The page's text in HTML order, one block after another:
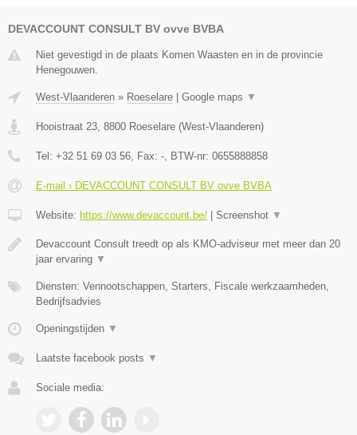
DEVACCOUNT CONSULT BV ovve BVBA
Niet gevestigd in de plaats Komen Waasten en in de provincie
Henegouwen.
West-Vlaanderen » Roeselare | Google maps ▼
Hooistraat 23 8800 Roeselare (West-Vlaanderen)
Tel: +32 51 69 03 56 , Fax: - , BTW-nr: 0655888858
E-mail › DEVACCOUNT CONSULT BV ovve BVBA
Website: https://www.devaccount.be/ | Screenshot ▼
Devaccount Consult treedt op als KMO-adviseur met meer dan 20
jaar ervaring ▼
Diensten: Vennootschappen, Starters, Fiscale werkzaamheden,
Bedrijfsadvies
Openingstijden ▼
Laatste facebook posts ▼
Sociale media: